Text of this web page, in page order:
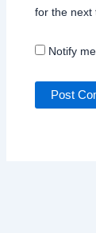
for the next
Notify